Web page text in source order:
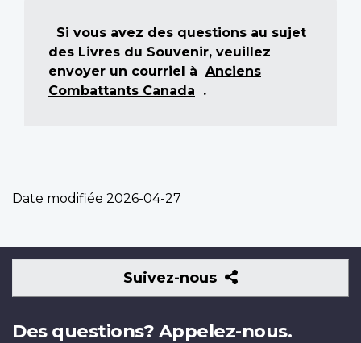
Si vous avez des questions au sujet
des Livres du Souvenir, veuillez
envoyer un courriel à Anciens
Combattants Canada
.
Date modifiée 2026-04-27
Suivez-nous
Suivez-
nous
Des questions? Appelez-nous.